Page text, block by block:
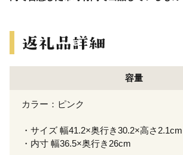
容量
カラー：ピンク
・サイズ 幅41.2×奥行き30.2×高さ
・内寸 幅36.5×奥行き26cm